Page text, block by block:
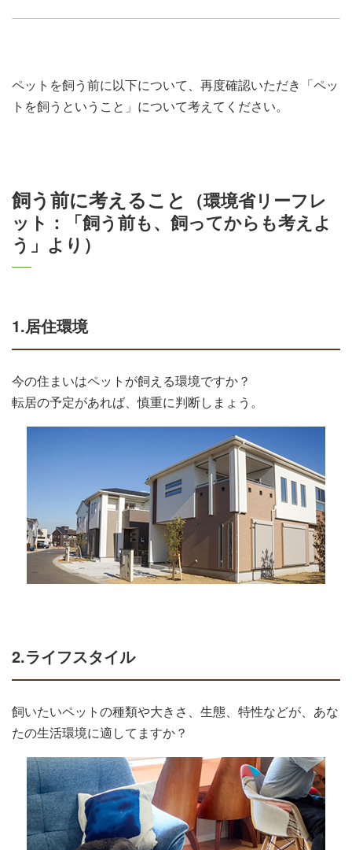
ペットを飼う前に以下について、再度確認いただき「ペッ
トを飼うということ」について考えてください。
飼う前に考えること
（環境省リーフレ
ット：「飼う前も、飼ってからも考えよ
う」より）
1.居住環境
今の住まいはペットが飼える環境ですか？
転居の予定があれば、慎重に判断しまょう。
2.ライフスタイル
飼いたいペットの種類や大きさ、生態、特性などが、あな
たの生活環境に適してますか？